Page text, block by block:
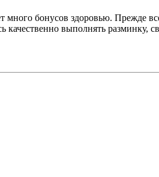
много бонусов здоровью. Прежде
выполнять